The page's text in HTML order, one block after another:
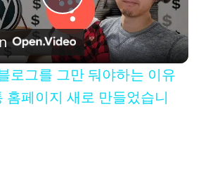
P
l
a
로그를 그만 둬야하는 이유
홈페이지 새로 만들었습니